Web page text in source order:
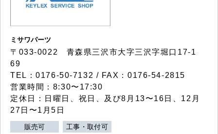
ミサワパーツ
〒033-0022 青森県三沢市大字三沢字堀口17-1
69
TEL：0176-50-7132 / FAX：0176-54-2815
営業時間：8:30〜17:30
定休日：日曜日、祝日、及び8月13〜16日、12月
27日〜1月5日
販売可 工事・取付可